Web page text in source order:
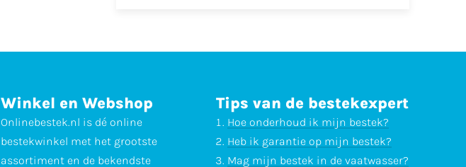
Winkel en Webshop
Onlinebestek.nl is dé online
bestekwinkel met het grootste
assortiment en de bekendste
Tips van de bestekexpert
Hoe onderhoud ik mijn bestek?
Heb ik garantie op mijn bestek?
Mag mijn bestek in de vaatwasser?